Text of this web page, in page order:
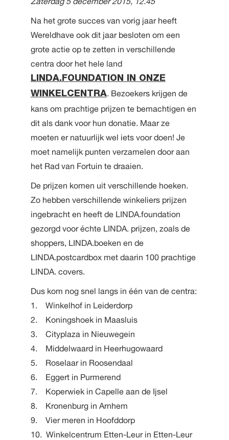
Na het grote succes van vorig jaar heeft
Wereldhave ook dit jaar besloten om een
grote actie op te zetten in verschillende
centra door het hele land
LINDA.FOUNDATION IN ONZE
WINKELCENTRA. Bezoekers krijgen de
kans om prachtige prijzen te bemachtigen en
dit als dank voor hun donatie. Maar ze
moeten er natuurlijk wel iets voor doen! Je
moet namelijk punten verzamelen door aan
het Rad van Fortuin te draaien.
De prijzen komen uit verschillende hoeken.
Zo hebben verschillende winkeliers prijzen
ingebracht en heeft de LINDA.foundation
gezorgd voor échte LINDA. prijzen, zoals de
shoppers, LINDA.boeken en de
LINDA.postcardbox met daarin 100 prachtige
LINDA. covers.
Dus kom nog snel langs in één van de centra:
1. Winkelhof in Leiderdorp
2. Koningshoek in Maasluis
3. Cityplaza in Nieuwegein
4. Middelwaard in Heerhugowaard
5. Roselaar in Roosendaal
6. Eggert in Purmerend
7. Koperwiek in Capelle aan de Ijsel
8. Kronenburg in Arnhem
9. Vier meren in Hoofddorp
10. Winkelcentrum Etten-Leur in Etten-Leur